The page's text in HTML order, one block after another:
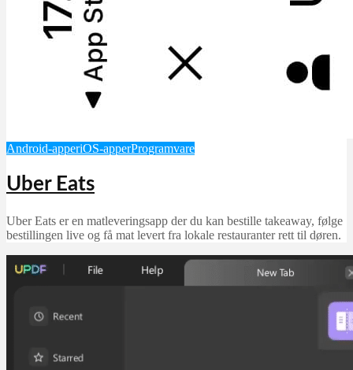
Android-apperiOS-apperProgramvare
Uber Eats
Uber Eats er en matleveringsapp der du kan bestille takeaway, følge
bestillingen live og få mat levert fra lokale restauranter rett til døren.